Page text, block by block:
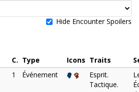
Hide Encounter Spoilers
C. Type Icons Traits
1 Événement
Esprit.
Tactique.